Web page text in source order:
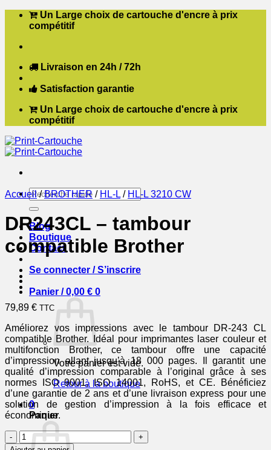
Passer Un Large choix de cartouche d'encre à prix
compétitif
Livraison en 24h / 72h
Satisfaction garantie
Un Large choix de cartouche d'encre à prix
compétitif
Recherche
pour :
Blog
Boutique
Contact
Se connecter / S’inscrire
Panier /0,00 € 0
Votre panier est vide.
Retour à la boutique
0
Panier
Accueil / BROTHER / HL-L / HL-L 3210 CW
DR243CL – tambour
compatible Brother
79,89 € TTC
Améliorez vos impressions avec le tambour DR-243 CL
compatible Brother. Idéal pour imprimantes laser couleur et
multifonction Brother, ce tambour offre une capacité
d’impression allant jusqu’à 18 000 pages. Il garantit une
qualité d’impression comparable à l’original grâce à ses
normes ISO 9001, ISO 14001, RoHS, et CE. Bénéficiez
d’une garantie de 2 ans et d’une livraison express pour une
solution de gestion d’impression à la fois efficace et
économique.
quantité
de